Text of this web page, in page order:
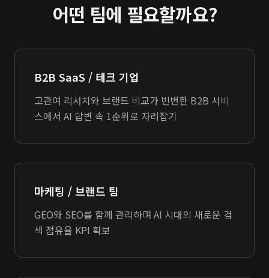
어떤 팀에 필요할까요?
B2B SaaS / 테크 기업
고관여 리서치와 브랜드 비교가 빈번한 B2B 서비
스에서 AI 답변 속 1순위로 자리잡기
마케팅 / 브랜드 팀
GEO와 SEO를 함께 관리하며 AI 시대의 새로운 검
색 점유율 KPI 확보